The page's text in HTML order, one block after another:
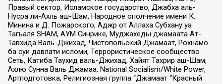
Правый сектор, Исламское государство, Джабха аль-
Нусра ли-Ахль аш-Шам, Народное ополчение имени К.
Минина и Д. Пожарского, Аджр от Аллаха Субхану уа
Тагьаля SHAM, АУМ Синрике, Муджахеды джамаата Ат-
Тавхида Валь-Джихад, Чистопольский Джамаат, Рохнамо
ба суи давлати исломи, Террористическое сообщество
Сеть, Катиба Таухид валь-Джихад, Хайят Тахрир аш-Шам,
Ахлю Сунна Валь Джамаа, National Socialism/White Power,
Артподготовка, Религиозная группа “Джамаат “Красный